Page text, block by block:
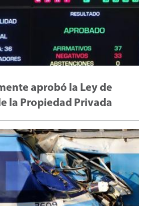
aprobó la Ley de
la Propiedad Privada